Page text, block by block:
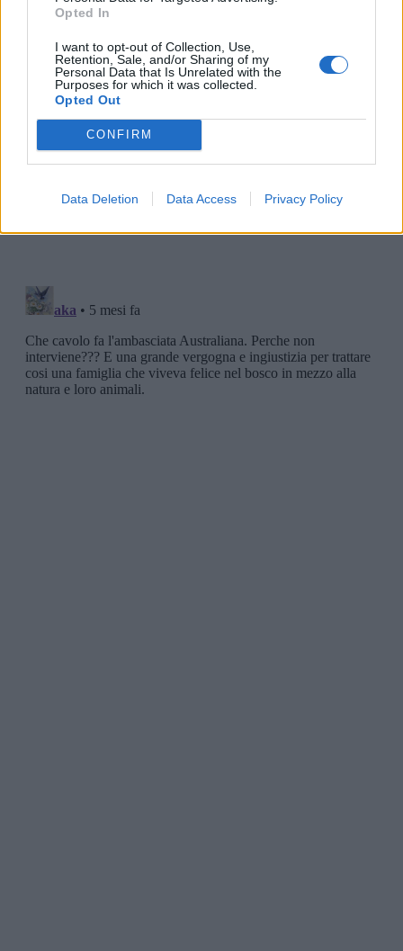
Opted In
I want to opt-out of Collection, Use,
Retention, Sale, and/or Sharing of my
Personal Data that Is Unrelated with the
Purposes for which it was collected.
Opted Out
CONFIRM
Data Deletion Data Access Privacy Policy